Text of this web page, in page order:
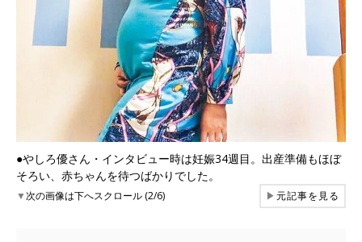
●やしろ優さん・インタビュー時は妊娠34週目。出産準備もほぼ
そろい、赤ちゃんを待つばかりでした。
▼次の画像は下へスクロール (2/6) ▶元記事を見る